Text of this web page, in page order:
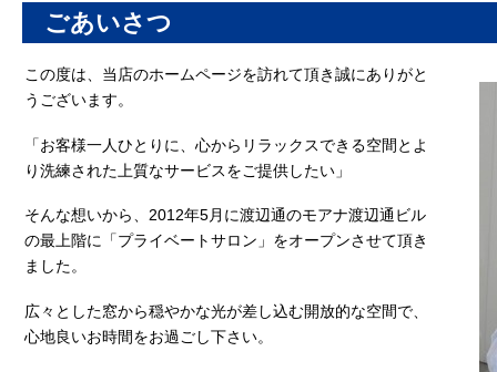
ごあいさつ
この度は、当店のホームページを訪れて頂き誠にありがと
うございます。
「お客様一人ひとりに、心からリラックスできる空間とよ
り洗練された上質なサービスをご提供したい」
そんな想いから、2012年5月に渡辺通のモアナ渡辺通ビル
の最上階に「プライベートサロン」をオープンさせて頂き
ました。
広々とした窓から穏やかな光が差し込む開放的な空間で、
心地良いお時間をお過ごし下さい。